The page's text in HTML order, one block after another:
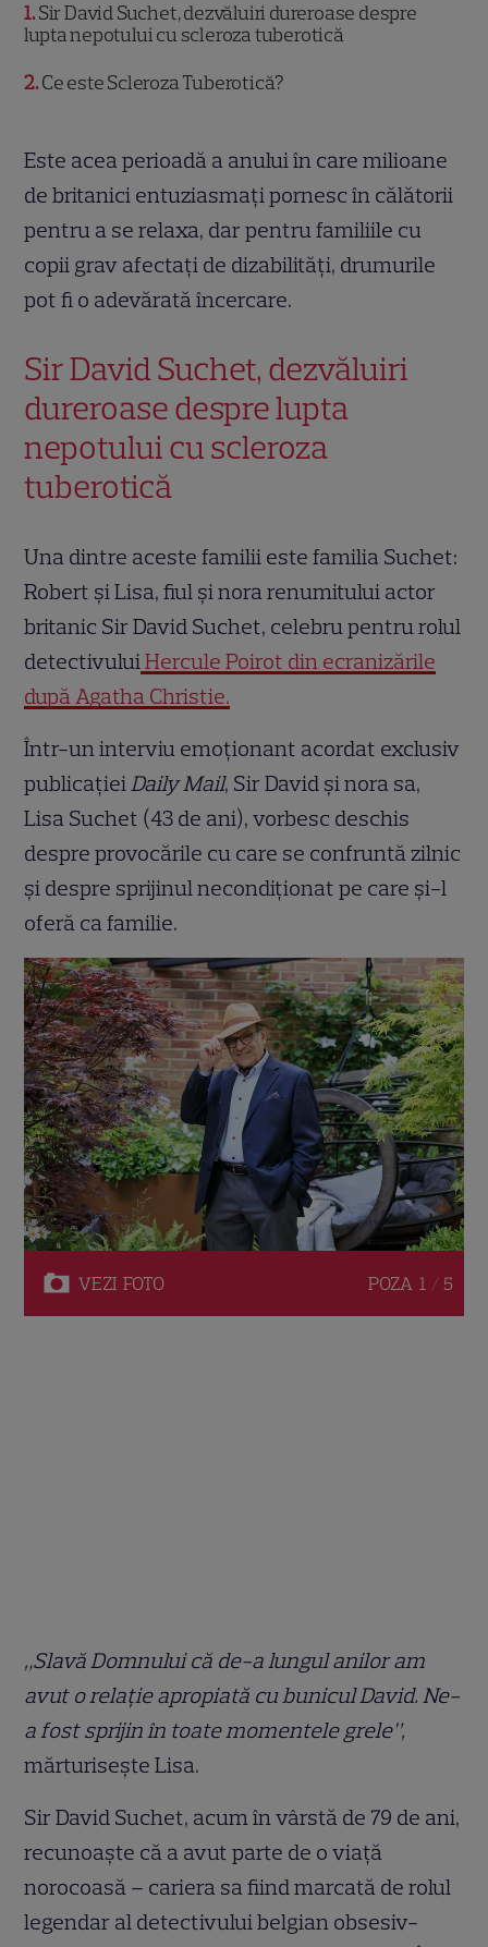
1 Sir David Suchet, dezvăluiri dureroase despre
lupta nepotului cu scleroza tuberotică
2 Ce este Scleroza Tuberotică?
Este acea perioadă a anului în care milioane
de britanici entuziasmați pornesc în călătorii
pentru a se relaxa, dar pentru familiile cu
copii grav afectați de dizabilități, drumurile
pot fi o adevărată încercare.
Sir David Suchet, dezvăluiri
dureroase despre lupta
nepotului cu scleroza
tuberotică
Una dintre aceste familii este familia Suchet:
Robert și Lisa, fiul și nora renumitului actor
britanic Sir David Suchet, celebru pentru rolul
detectivuluiHercule Poirot din ecranizările
după Agatha Christie.
Într-un interviu emoționant acordat exclusiv
publicațieiDaily Mail, Sir David și nora sa,
Lisa Suchet (43 de ani), vorbesc deschis
despre provocările cu care se confruntă zilnic
și despre sprijinul necondiționat pe care și-l
oferă ca familie.
VEZI FOTO POZA 1 / 5
„Slavă Domnului că de-a lungul anilor am
avut o relație apropiată cu bunicul David. Ne-
a fost sprijin în toate momentele grele”,
mărturisește Lisa.
Sir David Suchet, acum în vârstă de 79 de ani,
recunoaște că a avut parte de o viață
norocoasă – cariera sa fiind marcată de rolul
legendar al detectivului belgian obsesiv-